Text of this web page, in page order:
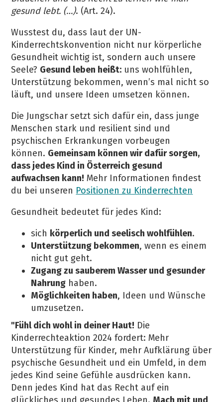
gesund lebt. (…). (Art. 24).
Wusstest du, dass laut der UN-
Kinderrechtskonvention nicht nur körperliche
Gesundheit wichtig ist, sondern auch unsere
Seele? Gesund leben heißt: uns wohlfühlen,
Unterstützung bekommen, wenn’s mal nicht so
läuft, und unsere Ideen umsetzen können.
Die Jungschar setzt sich dafür ein, dass junge
Menschen stark und resilient sind und
psychischen Erkrankungen vorbeugen
können. Gemeinsam können wir dafür sorgen,
dass jedes Kind in Österreich gesund
aufwachsen kann! Mehr Informationen findest
du bei unseren Positionen zu Kinderrechten
Gesundheit bedeutet für jedes Kind:
sich körperlich und seelisch wohlfühlen.
Unterstützung bekommen, wenn es einem
nicht gut geht.
Zugang zu sauberem Wasser und gesunder
Nahrung haben.
Möglichkeiten haben, Ideen und Wünsche
umzusetzen.
"Fühl dich wohl in deiner Haut! Die
Kinderrechteaktion 2024 fordert: Mehr
Unterstützung für Kinder, mehr Aufklärung über
psychische Gesundheit und ein Umfeld, in dem
jedes Kind seine Gefühle ausdrücken kann.
Denn jedes Kind hat das Recht auf ein